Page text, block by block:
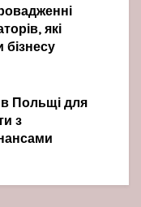
які
Польщі для
з